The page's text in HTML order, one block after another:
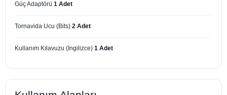
Güç Adaptörü 1 Adet
Tornavida Ucu (Bits) 2 Adet
Kullanım Kılavuzu (İngilizce) 1 Adet